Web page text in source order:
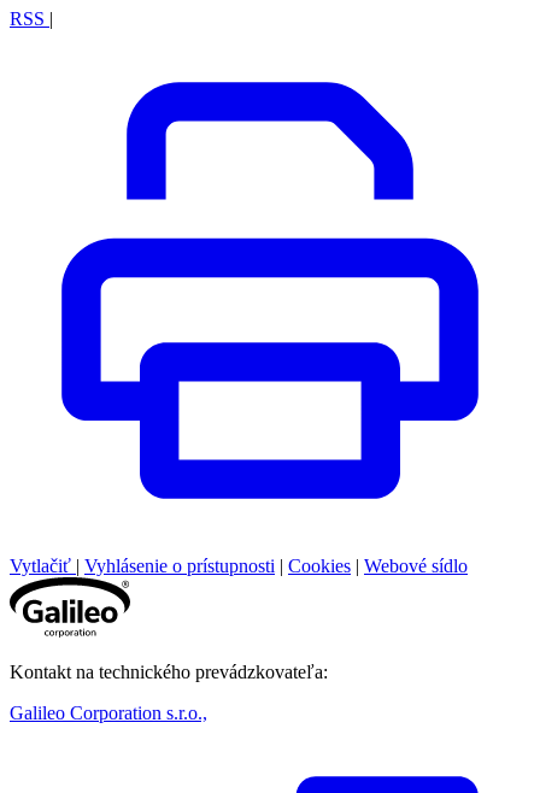
RSS |
Vytlačiť | Vyhlásenie o prístupnosti | Cookies | Webové sídlo
Kontakt na technického prevádzkovateľa:
Galileo Corporation s.r.o.,